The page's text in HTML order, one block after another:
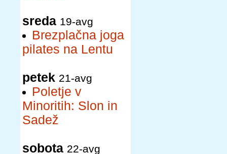
sreda 19-avg
Brezplačna joga
pilates na Lentu
petek 21-avg
Poletje v
Minoritih: Slon in
Sadež
sobota 22-avg